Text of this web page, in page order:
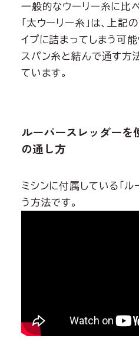
一般的なウーリー糸に比
「太ウーリー糸」は、上
イプに詰まってしまう可能
スパン糸と結んで通す方
ています。
ルーパースレッダーを
の通し方
ミシンに付属している「ル
う方法です。